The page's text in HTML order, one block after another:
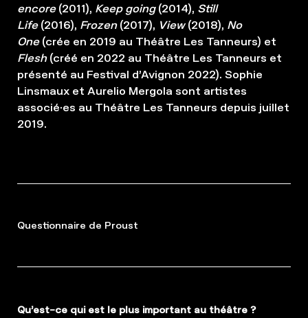
encore(2011), Keep going(2014), Still
Life(2016), Frozen(2017), View(2018), No
One(crée en 2019 au Théâtre Les Tanneurs) et
Flesh(créé en 2022 au Théâtre Les Tanneurs et
présenté au Festival d’Avignon 2022). Sophie
Linsmaux et Aurelio Mergola sont artistes
associé·es au Théâtre Les Tanneurs depuis juillet
2019.
Questionnaire de Proust
Qu’est-ce qui est le plus important au théâtre ?